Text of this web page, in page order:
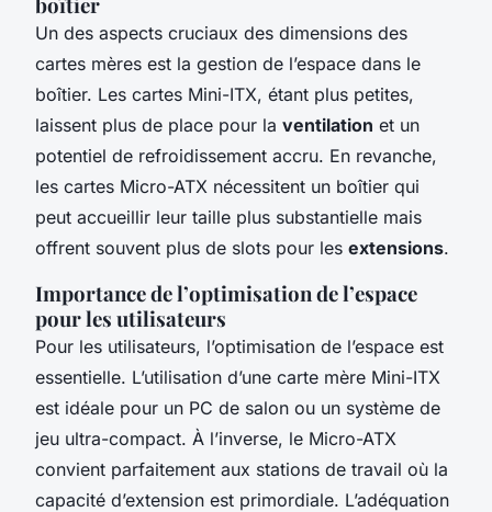
Un des aspects cruciaux des dimensions des
cartes mères est la gestion de l’espace dans le
boîtier. Les cartes Mini-ITX, étant plus petites,
laissent plus de place pour la ventilation et un
potentiel de refroidissement accru. En revanche,
les cartes Micro-ATX nécessitent un boîtier qui
peut accueillir leur taille plus substantielle mais
offrent souvent plus de slots pour les extensions.
Importance de l’optimisation de l’espace
pour les utilisateurs
Pour les utilisateurs, l’optimisation de l’espace est
essentielle. L’utilisation d’une carte mère Mini-ITX
est idéale pour un PC de salon ou un système de
jeu ultra-compact. À l’inverse, le Micro-ATX
convient parfaitement aux stations de travail où la
capacité d’extension est primordiale. L’adéquation